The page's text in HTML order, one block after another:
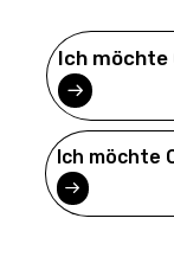
Ich möchte
Ich möchte